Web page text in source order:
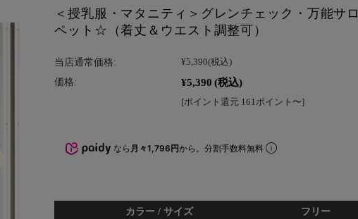
＜授乳服・マタニティ＞グレンチェック・万能サロ
ペット☆（着丈＆ウエスト調整可）
当店通常価格: ¥5,390(税込)
価格: ¥5,390 (税込)
[ポイント還元 161ポイント〜]
なら 月々1,796円から。分割手数料無料
カラー / サイズ フリー